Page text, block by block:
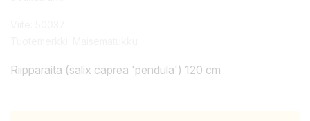
Riipparaita (salix caprea 'pendula') 120 cm